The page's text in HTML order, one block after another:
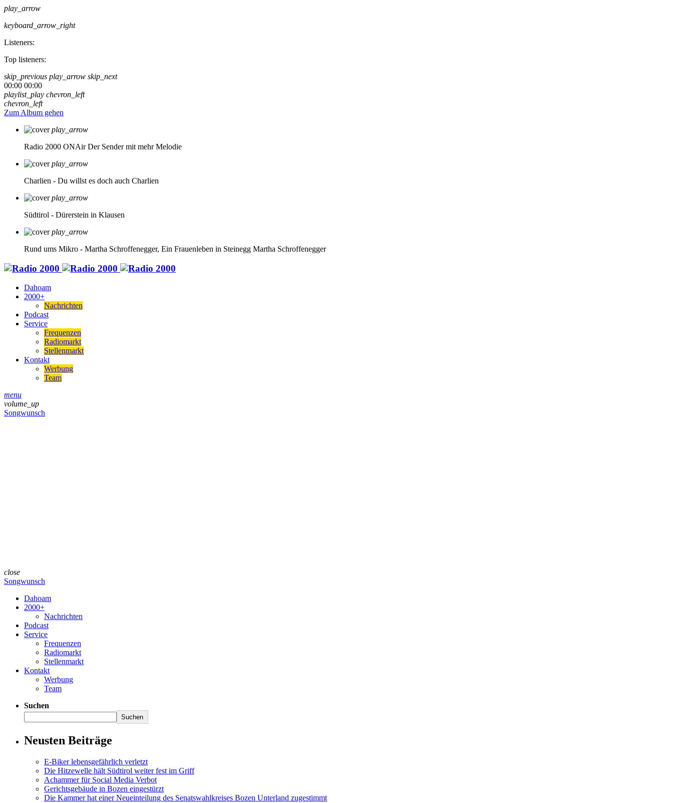
play_arrow
keyboard_arrow_right
Listeners:
Top listeners:
skip_previous play_arrow skip_next
00:00 00:00
playlist_play chevron_left
chevron_left
Zum Album gehen
play_arrow
Radio 2000 ONAir Der Sender mit mehr Melodie
play_arrow
Charlien - Du willst es doch auch Charlien
play_arrow
Südtirol - Dürerstein in Klausen
play_arrow
Rund ums Mikro - Martha Schroffenegger, Ein Frauenleben in Steinegg Martha Schroffenegger
Dahoam
2000+
Nachrichten
Podcast
Service
Frequenzen
Radiomarkt
Stellenmarkt
Kontakt
Werbung
Team
menu
volume_up
Songwunsch
close
Songwunsch
Dahoam
2000+
Nachrichten
Podcast
Service
Frequenzen
Radiomarkt
Stellenmarkt
Kontakt
Werbung
Team
Suchen
Suchen
Neusten Beiträge
E-Biker lebensgefährlich verletzt
Die Hitzewelle hält Südtirol weiter fest im Griff
Achammer für Social Media Verbot
Gerichtsgebäude in Bozen eingestürzt
Die Kammer hat einer Neueinteilung des Senatswahlkreises Bozen Unterland zugestimmt